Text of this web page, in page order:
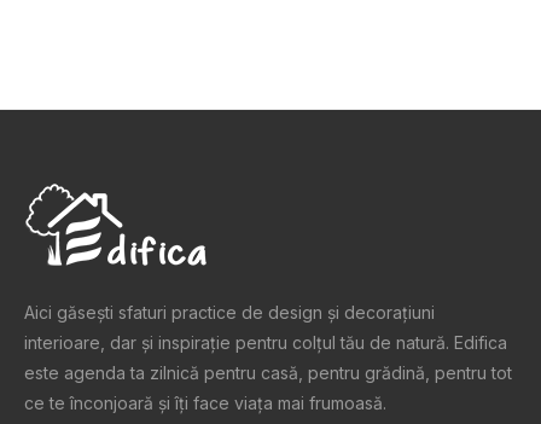
Aici găsești sfaturi practice de design şi decoraţiuni
interioare, dar și inspiraţie pentru colţul tău de natură. Edifica
este agenda ta zilnică pentru casă, pentru grădină, pentru tot
ce te înconjoară şi îţi face viaţa mai frumoasă.